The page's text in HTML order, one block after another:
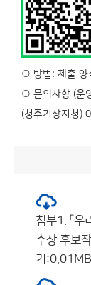
○ 방법: 제출 양
○ 문의사항 (운
(청주기상지청)
첨부1. 「
수상 후보
기